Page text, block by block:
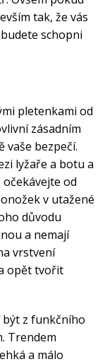
tak, že vás
schopni
pletenkami od
zásadním
vaše bezpečí.
lyžaře a botu a
od
v utažené
důvodu
a nemají
vrstvení
opět tvořit
být z funkčního
Trendem
a málo